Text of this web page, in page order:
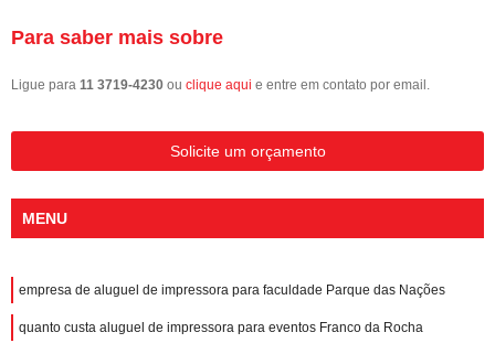
Para saber mais sobre
Ligue para 11 3719-4230 ou clique aqui e entre em contato por email.
Solicite um orçamento
MENU
empresa de aluguel de impressora para faculdade Parque das Nações
quanto custa aluguel de impressora para eventos Franco da Rocha